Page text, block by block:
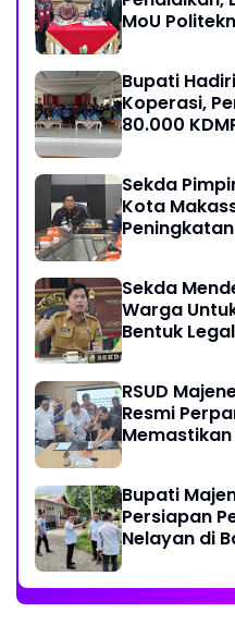
MoU
Bupati
Koperasi,
80.000
Sekda
Kota
Peningkatan
Sekda
Warga
Bentuk
RSUD
Resmi
Bupati
Persiapan
Nelayan di